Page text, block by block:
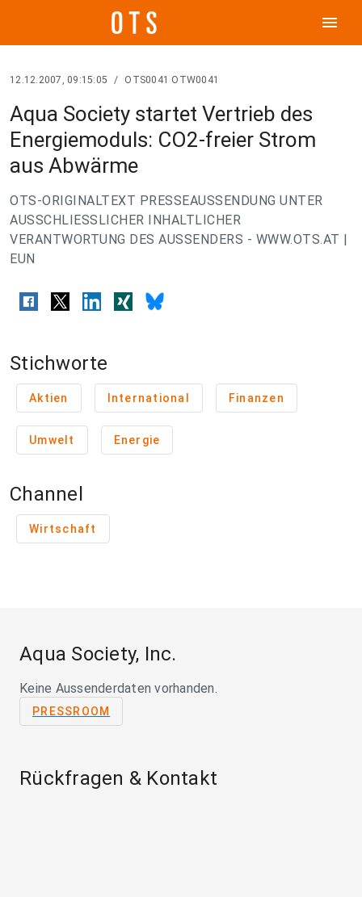
menu
12.12.2007, 09:15:05 / OTS0041 OTW0041
Aqua Society startet Vertrieb des
Energiemoduls: CO2-freier Strom
aus Abwärme
OTS-ORIGINALTEXT PRESSEAUSSENDUNG UNTER
AUSSCHLIESSLICHER INHALTLICHER
VERANTWORTUNG DES AUSSENDERS - WWW.OTS.AT |
EUN
Stichworte
Aktien International Finanzen
Umwelt Energie
Channel
Wirtschaft
Aqua Society, Inc.
Keine Aussenderdaten vorhanden.
PRESSROOM
Rückfragen & Kontakt